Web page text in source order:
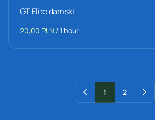
GT Elite damski
/
1 2